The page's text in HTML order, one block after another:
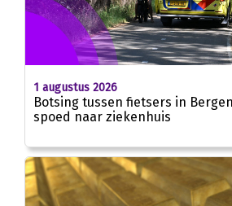
1 augustus 2026
Botsing tussen fietsers in
spoed naar ziekenhuis